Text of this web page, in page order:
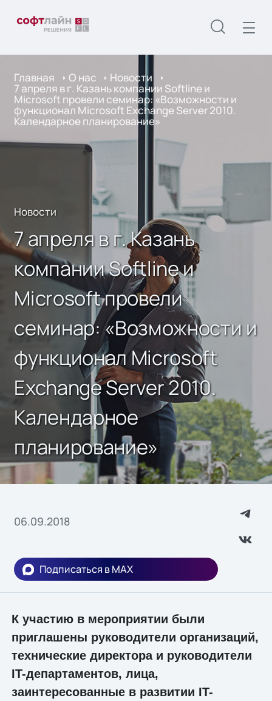
Главная О нас Новости
7 апреля в г. Казань компании Softline и
Microsoft провели семинар: «Возможности и
функционал Microsoft Exchange Server 2010.
Календарное планирование»
Новости
7 апреля в г. Казань
компании Softline и
Microsoft провели
семинар: «Возможности и
функционал Microsoft
Exchange Server 2010.
Календарное
планирование»
06.09.2018
Подписаться в MAX
К участию в мероприятии были
приглашены руководители организаций,
технические директора и руководители
IT-департаментов, лица,
заинтересованные в развитии IT-